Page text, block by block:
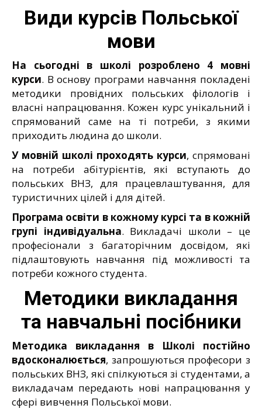
Види курсів Польської
мови
На сьогодні в школі розроблено 4 мовні
курси. В основу програми навчання покладені
методики провідних польських філологів і
власні напрацювання. Кожен курс унікальний і
спрямований саме на ті потреби, з якими
приходить людина до школи.
У мовній школі проходять курси, спрямовані
на потреби абітурієнтів, які вступають до
польських ВНЗ, для працевлаштування, для
туристичних цілей і для дітей.
Програма освіти в кожному курсі та в кожній
групі індивідуальна. Викладачі школи – це
професіонали з багаторічним досвідом, які
підлаштовують навчання під можливості та
потреби кожного студента.
Методики викладання
та навчальні посібники
Методика викладання в Школі постійно
вдосконалюється, запрошуються професори з
польських ВНЗ, які спілкуються зі студентами, а
викладачам передають нові напрацювання у
сфері вивчення Польської мови.